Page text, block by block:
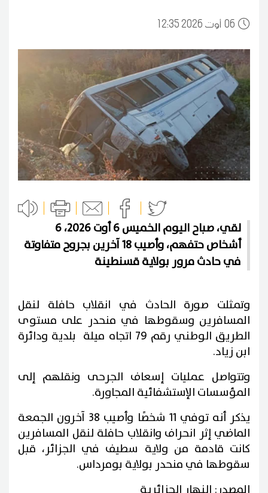
0612:35 2026 أوت
لقي، صباح اليوم الخميس 6 أوت 2026، 6
أشخاص حتفهم، وأصيب 18 آخرين بجروح متفاوتة
في حادث مرور بولاية قسنطينة
وتمثلت صورة الحادث في انقلاب حافلة لنقل
المسافرين وسقوطها في منحدر على مستوى
الطريق الوطني رقم 79 اتجاه ميلة بلدية ودائرة
ابن زياد.
وتتواصل عمليات إسعاف الجرحى ونقلهم إلى
المؤسسات الإستشفائية المجاورة.
يذكر أنه توفي 11 شخصًا وأصيب 38 آخرون الجمعة
الماضي إثر انحراف وانقلاب حافلة لنقل المسافرين
كانت قادمة من ولاية سطيف في الجزائر، قبل
سقوطها في منحدر بولاية بومرداس.